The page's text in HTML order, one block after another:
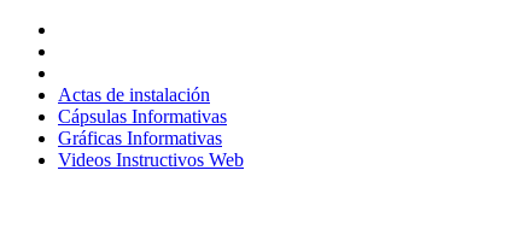
contenido
Actas de instalación
Cápsulas Informativas
Gráficas Informativas
Videos Instructivos Web